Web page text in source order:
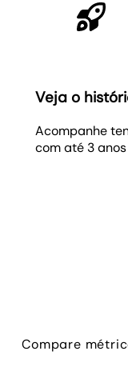
Veja o
Acompanhe
com até 3
Compare